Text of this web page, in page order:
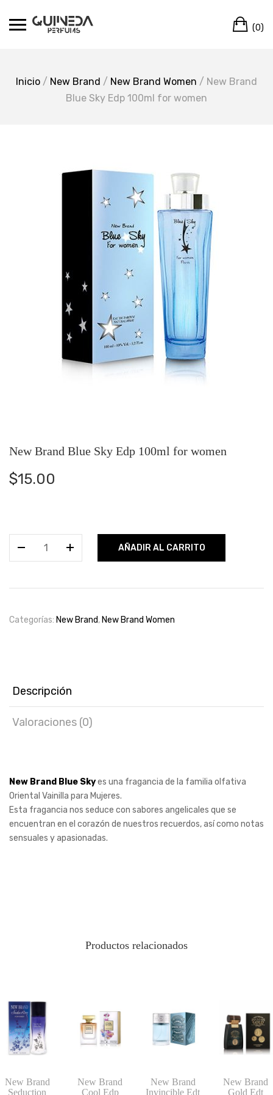
(0)
Inicio / New Brand / New Brand Women / New Brand
Blue Sky Edp 100ml for women
New Brand Blue Sky Edp 100ml for women
$15.00
for
AÑADIR AL CARRITO
Categorías: New Brand, New Brand Women
Descripción
Valoraciones (0)
New Brand Blue Skyes una fragancia de la familia olfativa
Oriental Vainilla para Mujeres.
Esta fragancia nos seduce con sabores angelicales que se
encuentran en el corazón de nuestros recuerdos, así como notas
sensuales y apasionadas.
Productos relacionados
New Brand
Seduction
New Brand
Cool Edp
New Brand
Invincible Edt
New Brand
Gold Edt